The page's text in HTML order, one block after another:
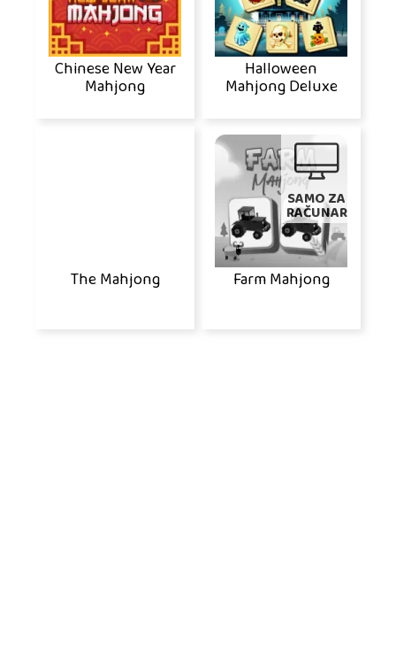
Chinese New Year
Mahjong
Halloween
Mahjong Deluxe
The Mahjong Farm Mahjong
SAMO ZA
RAČUNAR